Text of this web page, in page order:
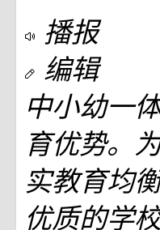
播报
编辑
中小幼一
育优势。
实教育均
优质的学